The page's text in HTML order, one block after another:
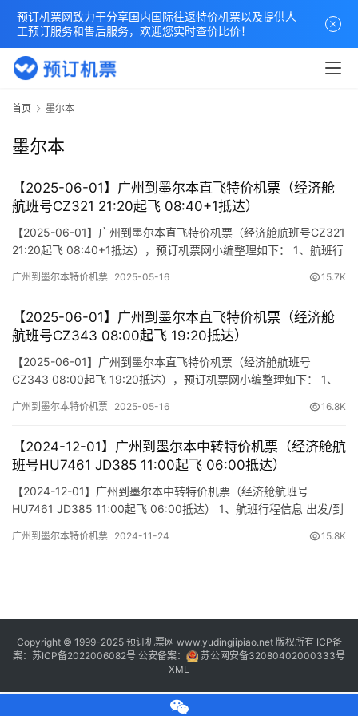
首页 墨尔本
墨尔本
【2025-06-01】广州到墨尔本直飞特价机票（经济舱
航班号CZ321 21:20起飞 08:40+1抵达）
【2025-06-01】广州到墨尔本直飞特价机票（经济舱航班号CZ321
21:20起飞 08:40+1抵达），预订机票网小编整理如下： 1、航班行
(Departure/Arrival) (Flight) (class) (Departure Time) (Arrival Ti…
广州到墨尔本特价机票 2025-05-16 15.7K
【2025-06-01】广州到墨尔本直飞特价机票（经济舱
航班号CZ343 08:00起飞 19:20抵达）
【2025-06-01】广州到墨尔本直飞特价机票（经济舱航班号
CZ343 08:00起飞 19:20抵达），预订机票网小编整理如下： 1、
(Terminal) (Departure/Arrival) (Flight) (class) (Departure Time)
广州到墨尔本特价机票 2025-05-16 16.8K
【2024-12-01】广州到墨尔本中转特价机票（经济舱航
班号HU7461 JD385 11:00起飞 06:00抵达）
【2024-12-01】广州到墨尔本中转特价机票（经济舱航班号
HU7461 JD385 11:00起飞 06:00抵达） 1、航班行程信息 出发/到
(Departure/Arrival) (Flight) (class) (Departure Time) (Arrival
广州到墨尔本特价机票 2024-11-24 15.8K
Copyright © 1999-2025 预订机票网 www.yudingjipiao.net 版权所有 ICP备
案： 苏ICP备2022006082号 公安备案：
苏公网安备32080402000333号
XML
预订机票网致力于分享国内国际往返特价机票以及提供人
工预订服务和售后服务，欢迎您实时查价比价！